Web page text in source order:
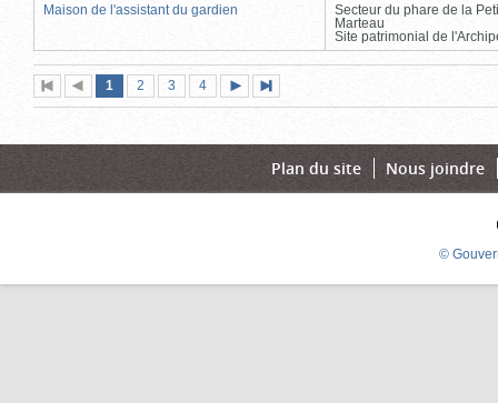
Maison de l'assistant du gardien
Secteur du phare de la
Marteau
Site patrimonial de
Première
page
Page
précédente
Page
1 (page
actuelle)
Page
2 Page
3 Page
4
suivante
page
Plan du site Nous joindre
©